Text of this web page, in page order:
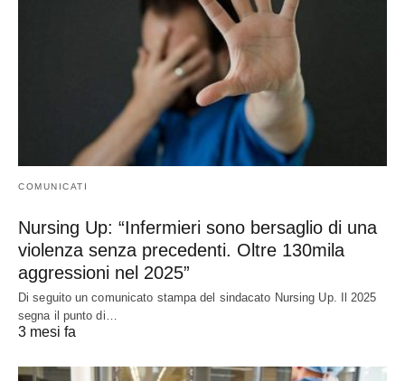
COMUNICATI
Nursing Up: “Infermieri sono bersaglio di una
violenza senza precedenti. Oltre 130mila
aggressioni nel 2025”
Di seguito un comunicato stampa del sindacato Nursing Up. Il 2025
segna il punto di…
3 mesi fa